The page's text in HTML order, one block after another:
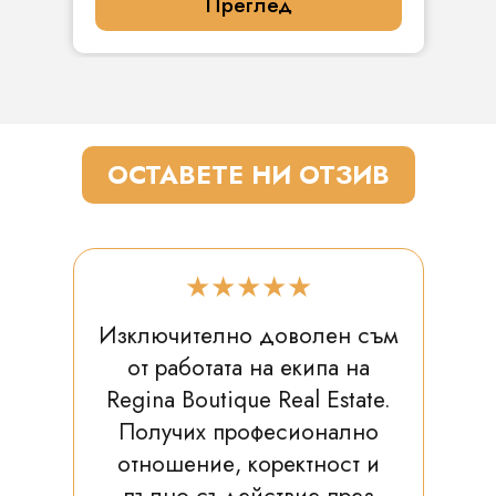
ОСТАВЕТЕ НИ ОТЗИВ
★★★★★
Изключително доволен съм
от работата на екипа на
Regina Boutique Real Estate.
Получих професионално
отношение, коректност и